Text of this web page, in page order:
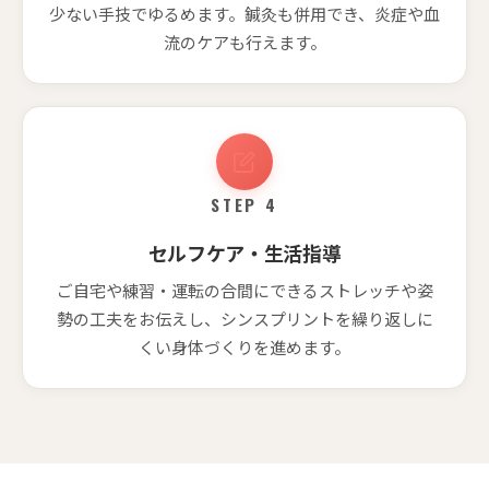
少ない手技でゆるめます。鍼灸も併用でき、炎症や血
流のケアも行えます。
STEP 4
セルフケア・生活指導
ご自宅や練習・運転の合間にできるストレッチや姿
勢の工夫をお伝えし、シンスプリントを繰り返しに
くい身体づくりを進めます。